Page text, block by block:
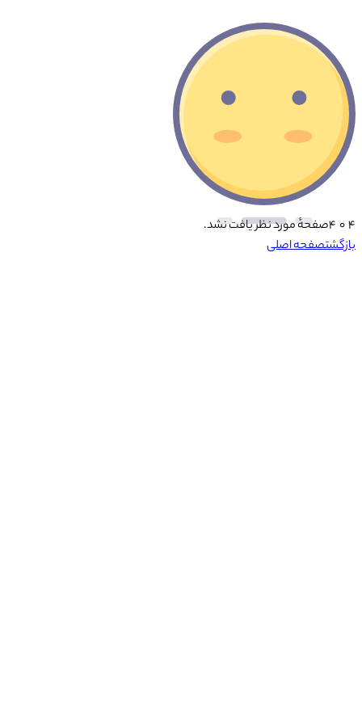
۴ ۰ ۴
صفحهٔ مورد نظر یافت نشد.
بازگشتصفحه اصلی